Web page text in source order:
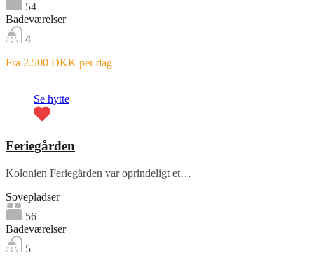
54
Badeværelser
4
Fra 2.500 DKK per dag
Se hytte
Feriegården
Kolonien Feriegården var oprindeligt et…
Sovepladser
56
Badeværelser
5